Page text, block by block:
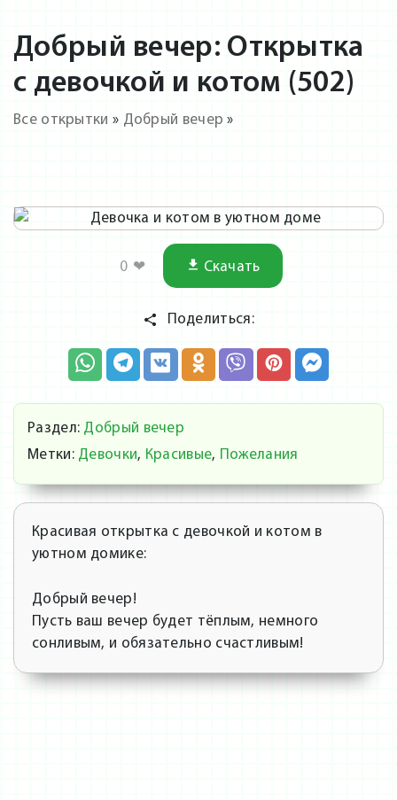
Добрый вечер: Открытка
с девочкой и котом (502)
Все открытки » Добрый вечер »
0 ❤ Скачать
Поделиться:
Раздел: Добрый вечер
Метки: Девочки, Красивые, Пожелания
Красивая открытка с девочкой и котом в
уютном домике:
Добрый вечер!
Пусть ваш вечер будет тёплым, немного
сонливым, и обязательно счастливым!